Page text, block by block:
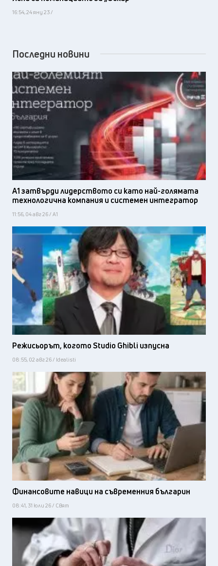
16:54, 24 яну 23 /
Последни новини
А1 затвърди лидерството си като най-голямата
технологична компания и системен интегратор
11:56, 04 авг 26 / А1
Режисьорът, когото Studio Ghibli изпусна
08:55, 02 авг 26 / Idealisti
Финансовите навици на съвременния българин
08:41, 31 юли 26 / Свят